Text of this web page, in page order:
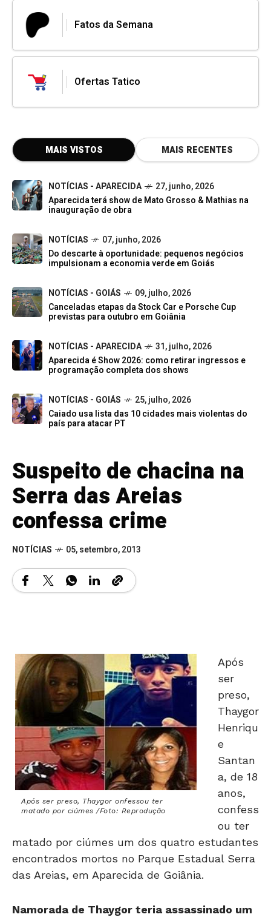
Fatos da Semana
Ofertas Tatico
MAIS VISTOS MAIS RECENTES
NOTÍCIAS - APARECIDA
27, junho, 2026
Aparecida terá show de Mato Grosso & Mathias na
inauguração de obra
NOTÍCIAS
07, junho, 2026
Do descarte à oportunidade: pequenos negócios
impulsionam a economia verde em Goiás
NOTÍCIAS - GOIÁS
09, julho, 2026
Canceladas etapas da Stock Car e Porsche Cup
previstas para outubro em Goiânia
NOTÍCIAS - APARECIDA
31, julho, 2026
Aparecida é Show 2026: como retirar ingressos e
programação completa dos shows
NOTÍCIAS - GOIÁS
25, julho, 2026
Caiado usa lista das 10 cidades mais violentas do
país para atacar PT
Suspeito de chacina na
Serra das Areias
confessa crime
NOTÍCIAS 05, setembro, 2013
Após ser preso, Thaygor onfessou ter
matado por ciúmes /Foto: Reprodução
ser
preso,
Thaygor
Henriqu
e
Santan
a, de 18
anos,
confess
ou ter
matado por ciúmes um dos quatro estudantes
encontrados mortos no Parque Estadual Serra
das Areias, em Aparecida de Goiânia.
dos jovens